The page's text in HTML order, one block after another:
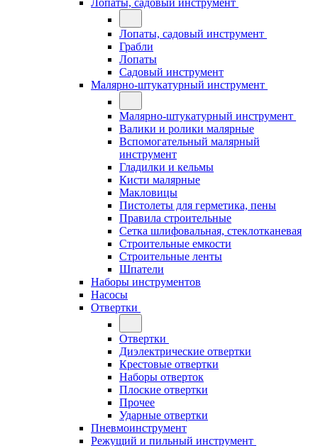
Лопаты, садовый инструмент
Лопаты, садовый инструмент
Грабли
Лопаты
Садовый инструмент
Малярно-штукатурный инструмент
Малярно-штукатурный инструмент
Валики и ролики малярные
Вспомогательный малярный
инструмент
Гладилки и кельмы
Кисти малярные
Макловицы
Пистолеты для герметика, пены
Правила строительные
Сетка шлифовальная, стеклотканевая
Строительные емкости
Строительные ленты
Шпатели
Наборы инструментов
Насосы
Отвертки
Отвертки
Диэлектрические отвертки
Крестовые отвертки
Наборы отверток
Плоские отвертки
Прочее
Ударные отвертки
Пневмоинструмент
Режущий и пильный инструмент